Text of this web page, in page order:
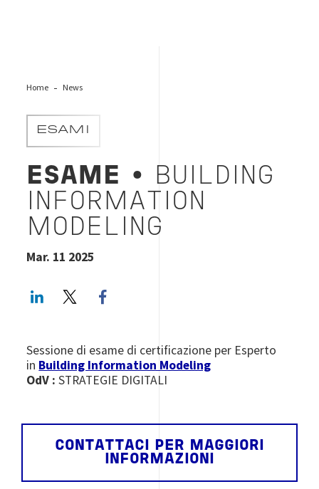
Home News
ESAMI
ESAME
• BUILDING
INFORMATION
MODELING
Mar. 11 2025
LinkedInTwitter
Sessione di esame di certificazione per Esperto
in Building Information Modeling
OdV : STRATEGIE DIGITALI
CONTATTACI PER MAGGIORI
INFORMAZIONI